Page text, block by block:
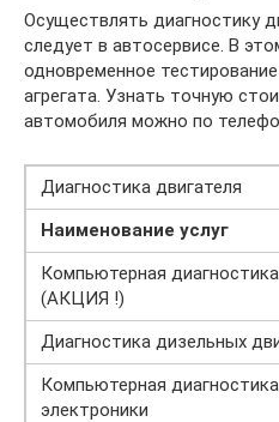
Осуществлять диагностику
следует в автосервисе. В
одновременное
агрегата. Узнать точную
автомобиля можно по
Диагностика двигателя
Наименование услуг
Компьютерная
(АКЦИЯ !)
Диагностика дизельных
Компьютерная диагностика
электроники